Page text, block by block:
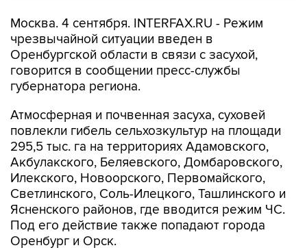
Москва. 4 сентября. INTERFAX.RU - Режим
чрезвычайной ситуации введен в
Оренбургской области в связи с засухой,
говорится в сообщении пресс-службы
губернатора региона.
Атмосферная и почвенная засуха, суховей
повлекли гибель сельхозкультур на площади
295,5 тыс. га на территориях Адамовского,
Акбулакского, Беляевского, Домбаровского,
Илекского, Новоорского, Первомайского,
Светлинского, Соль-Илецкого, Ташлинского и
Ясненского районов, где вводится режим ЧС.
Под его действие также попадают города
Оренбург и Орск.